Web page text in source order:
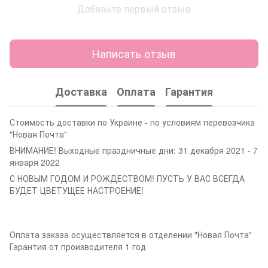
Добавьте первый отзыв
Написать отзыв
Доставка Оплата Гарантия
Стоимость доставки по Украине - по условиям перевозчика
"Новая Почта"
ВНИМАНИЕ! Выходные праздничные дни: 31 декабря 2021 - 7
января 2022
С НОВЫМ ГОДОМ И РОЖДЕСТВОМ! ПУСТЬ У ВАС ВСЕГДА
БУДЕТ ЦВЕТУЩЕЕ НАСТРОЕНИЕ!
Оплата заказа осуществляется в отделении "Новая Почта"
Гарантия от производителя 1 год